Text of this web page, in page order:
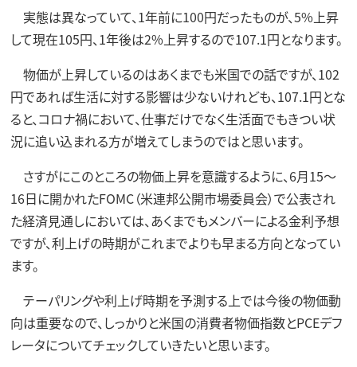
実態は異なっていて、1年前に100円だったものが、5%上昇
して現在105円、1年後は2%上昇するので107.1円となります。
物価が上昇しているのはあくまでも米国での話ですが、102
円であれば生活に対する影響は少ないけれども、107.1円とな
ると、コロナ禍において、仕事だけでなく生活面でもきつい状
況に追い込まれる方が増えてしまうのではと思います。
さすがにこのところの物価上昇を意識するように、6月15～
16日に開かれたFOMC（米連邦公開市場委員会）で公表され
た経済見通しにおいては、あくまでもメンバーによる金利予想
ですが、利上げの時期がこれまでよりも早まる方向となってい
ます。
テーパリングや利上げ時期を予測する上では今後の物価動
向は重要なので、しっかりと米国の消費者物価指数とPCEデフ
レータについてチェックしていきたいと思います。